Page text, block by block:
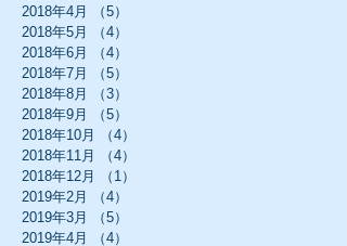
2018年4月
（5）
2018年5月
（4）
2018年6月
（4）
2018年7月
（5）
2018年8月
（3）
2018年9月
（5）
2018年10月
（4）
2018年11月
（4）
2018年12月
（1）
2019年2月
（4）
2019年3月
（5）
2019年4月
（4）